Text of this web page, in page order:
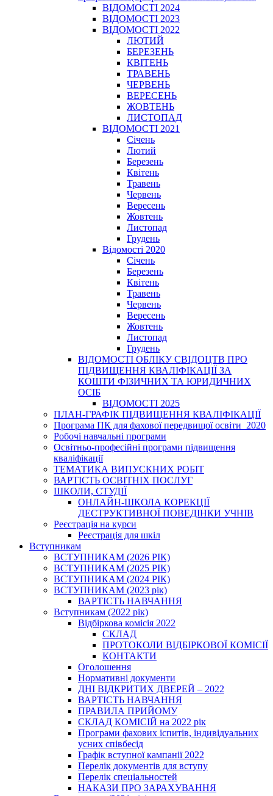
ВІДОМОСТІ 2024
ВІДОМОСТІ 2023
ВІДОМОСТІ 2022
ЛЮТИЙ
БЕРЕЗЕНЬ
КВІТЕНЬ
ТРАВЕНЬ
ЧЕРВЕНЬ
ВЕРЕСЕНЬ
ЖОВТЕНЬ
ЛИСТОПАД
ВІДОМОСТІ 2021
Січень
Лютий
Березень
Квітень
Травень
Червень
Вересень
Жовтень
Листопад
Грудень
Відомості 2020
Січень
Березень
Квітень
Травень
Червень
Вересень
Жовтень
Листопад
Грудень
ВІДОМОСТІ ОБЛІКУ СВІДОЦТВ ПРО
ПІДВИЩЕННЯ КВАЛІФІКАЦІЇ ЗА
КОШТИ ФІЗИЧНИХ ТА ЮРИДИЧНИХ
ОСІБ
ВІДОМОСТІ 2025
ПЛАН-ГРАФІК ПІДВИЩЕННЯ КВАЛІФІКАЦІЇ
Програма ПК для фахової передвищої освіти_2020
Робочі навчальні програми
Освітньо-професійні програми підвищення
кваліфікації
ТЕМАТИКА ВИПУСКНИХ РОБІТ
ВАРТІСТЬ ОСВІТНІХ ПОСЛУГ
ШКОЛИ, СТУДІЇ
ОНЛАЙН-ШКОЛА КОРЕКЦІЇ
ДЕСТРУКТИВНОЇ ПОВЕДІНКИ УЧНІВ
Реєстрація на курси
Реєстрація для шкіл
Вступникам
ВСТУПНИКАМ (2026 РІК)
ВСТУПНИКАМ (2025 РІК)
ВСТУПНИКАМ (2024 РІК)
ВСТУПНИКАМ (2023 рік)
ВАРТІСТЬ НАВЧАННЯ
Вступникам (2022 рік)
Відбіркова комісія 2022
СКЛАД
ПРОТОКОЛИ ВІДБІРКОВОЇ КОМІСІЇ
КОНТАКТИ
Оголошення
Нормативні документи
ДНІ ВІДКРИТИХ ДВЕРЕЙ – 2022
ВАРТІСТЬ НАВЧАННЯ
ПРАВИЛА ПРИЙОМУ
СКЛАД КОМІСІЙ на 2022 рік
Програми фахових іспитів, індивідуальних
усних співбесід
Графік вступної кампанії 2022
Перелік документів для вступу
Перелік спеціальностей
НАКАЗИ ПРО ЗАРАХУВАННЯ